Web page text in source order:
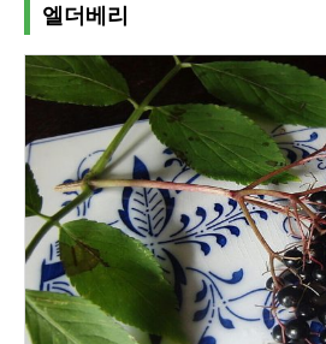
엘더베리